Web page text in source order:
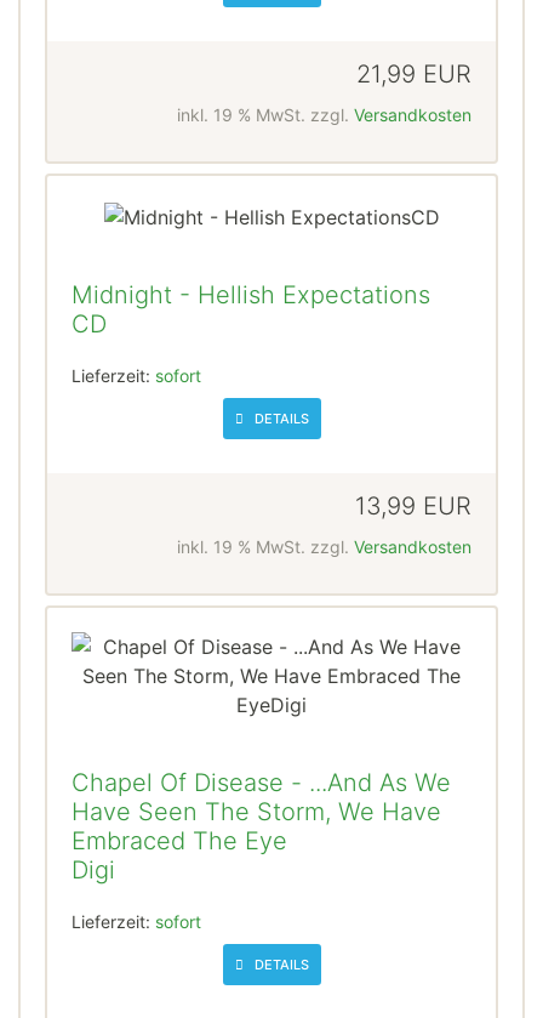
21,99 EUR
inkl. 19 % MwSt. zzgl. Versandkosten
Midnight - Hellish Expectations
CD
Lieferzeit: sofort
DETAILS
13,99 EUR
inkl. 19 % MwSt. zzgl. Versandkosten
Chapel Of Disease - ...And As We
Have Seen The Storm, We Have
Embraced The Eye
Digi
Lieferzeit: sofort
DETAILS